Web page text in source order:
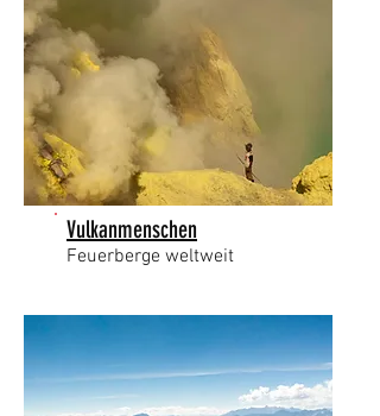
Vulkanmenschen
Feuerberge weltweit